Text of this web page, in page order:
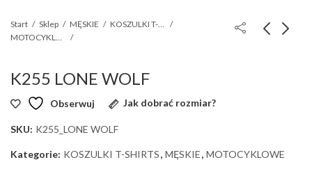
Start Sklep MĘSKIE
KOSZULKI T-SHIRTS
MOTOCYKLOWE
K255 LONE WOLF
Obserwuj Jak dobrać rozmiar?
SKU: K255_LONE WOLF
Kategorie: KOSZULKI T-SHIRTS, MĘSKIE, MOTOCYKLOWE